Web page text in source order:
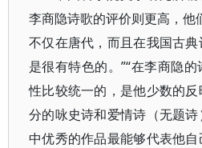
李商隐诗歌的评价则更高，他
不仅在唐代，而且在我国古
是很有特色的。”“在李商隐
性比较统一的，是他少数的
分的咏史诗和爱情诗（无题
中优秀的作品最能够代表他